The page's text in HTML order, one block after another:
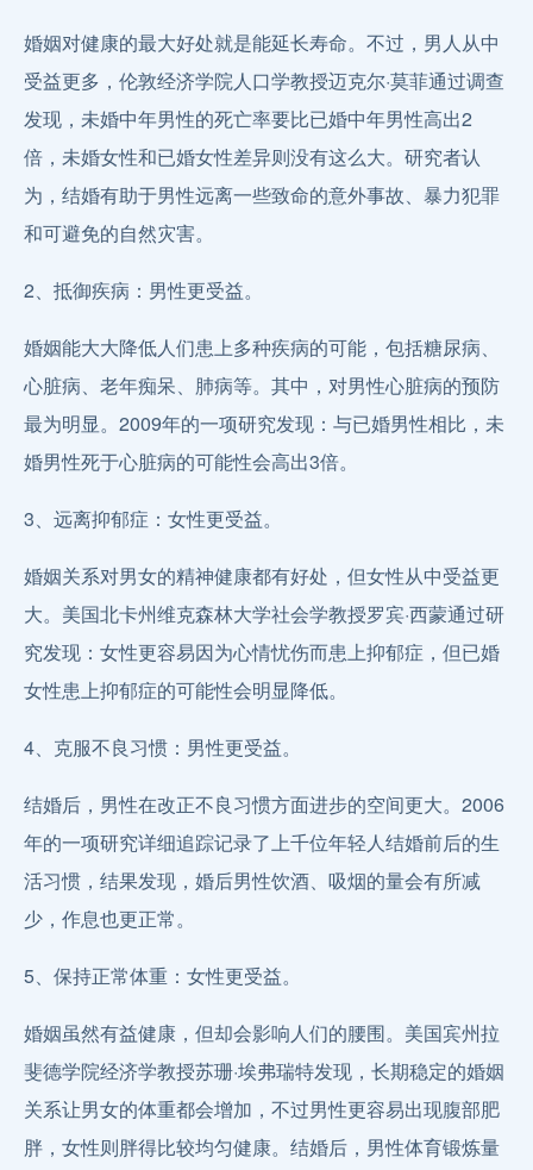
婚姻对健康的最大好处就是能延长寿命。不过，男人从中
受益更多，伦敦经济学院人口学教授迈克尔·莫菲通过调查
发现，未婚中年男性的死亡率要比已婚中年男性高出2
倍，未婚女性和已婚女性差异则没有这么大。研究者认
为，结婚有助于男性远离一些致命的意外事故、暴力犯罪
和可避免的自然灾害。
2、抵御疾病：男性更受益。
婚姻能大大降低人们患上多种疾病的可能，包括糖尿病、
心脏病、老年痴呆、肺病等。其中，对男性心脏病的预防
最为明显。2009年的一项研究发现：与已婚男性相比，未
婚男性死于心脏病的可能性会高出3倍。
3、远离抑郁症：女性更受益。
婚姻关系对男女的精神健康都有好处，但女性从中受益更
大。美国北卡州维克森林大学社会学教授罗宾·西蒙通过研
究发现：女性更容易因为心情忧伤而患上抑郁症，但已婚
女性患上抑郁症的可能性会明显降低。
4、克服不良习惯：男性更受益。
结婚后，男性在改正不良习惯方面进步的空间更大。2006
年的一项研究详细追踪记录了上千位年轻人结婚前后的生
活习惯，结果发现，婚后男性饮酒、吸烟的量会有所减
少，作息也更正常。
5、保持正常体重：女性更受益。
婚姻虽然有益健康，但却会影响人们的腰围。美国宾州拉
斐德学院经济学教授苏珊·埃弗瑞特发现，长期稳定的婚姻
关系让男女的体重都会增加，不过男性更容易出现腹部肥
胖，女性则胖得比较均匀健康。结婚后，男性体育锻炼量